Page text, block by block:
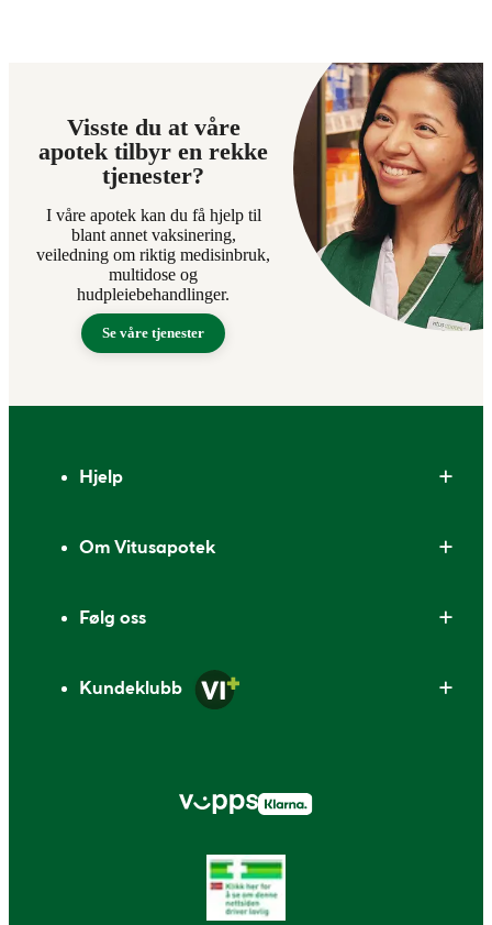
Visste du at våre
apotek tilbyr en rekke
tjenester?
I våre apotek kan du få hjelp til
blant annet vaksinering,
veiledning om riktig medisinbruk,
multidose og
hudpleiebehandlinger.
Se våre tjenester
Hjelp
Om Vitusapotek
Følg oss
Kundeklubb